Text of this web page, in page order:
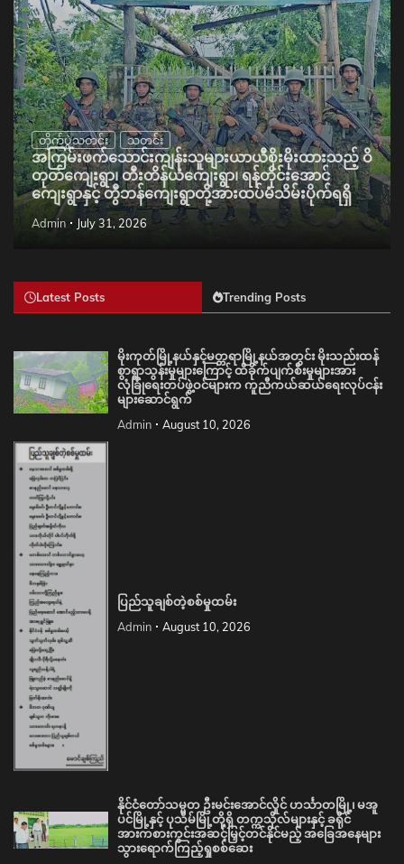
တိုက်ပွဲသတင်း သတင်း
အကြမ်းဖက်သောင်းကျန်းသူများယာယီစိုးမိုးထားသည့် ဝိ
တုတ်ကျေးရွာ၊ တီးတိန်ယံကျေးရွာ၊ ရန်တိုင်းအောင်
ကျေးရွာနှင့် တွီဘန်ကျေးရွာတို့အားထပ်မံသိမ်းပိုက်ရရှိ
Admin July 31, 2026
Latest Posts Trending Posts
မိုးကုတ်မြို့နယ်နှင့်မတ္တရာမြို့နယ်အတွင်း မိုးသည်းထန်
စွာရွာသွန်းမှုများကြောင့် ထိခိုက်ပျက်စီးမှုများအား
လုံခြုံရေးတပ်ဖွဲ့ဝင်များက ကူညီကယ်ဆယ်ရေးလုပ်ငန်း
များဆောင်ရွက်
Admin August 10, 2026
ပြည်သူချစ်တဲ့စစ်မှုထမ်း
Admin August 10, 2026
နိုင်ငံတော်သမ္မတ ဦးမင်းအောင်လှိုင် ဟင်္သာတမြို့၊ မအူ
ပင်မြို့နှင့် ပုသိမ်မြို့တို့ရှိ တက္ကသိုလ်များနှင့် ခရိုင်
အားကစားကွင်းအဆင့်မြှင့်တင်နိုင်မည့် အခြေအနေများ
သွားရောက်ကြည့်ရှုစစ်ဆေး